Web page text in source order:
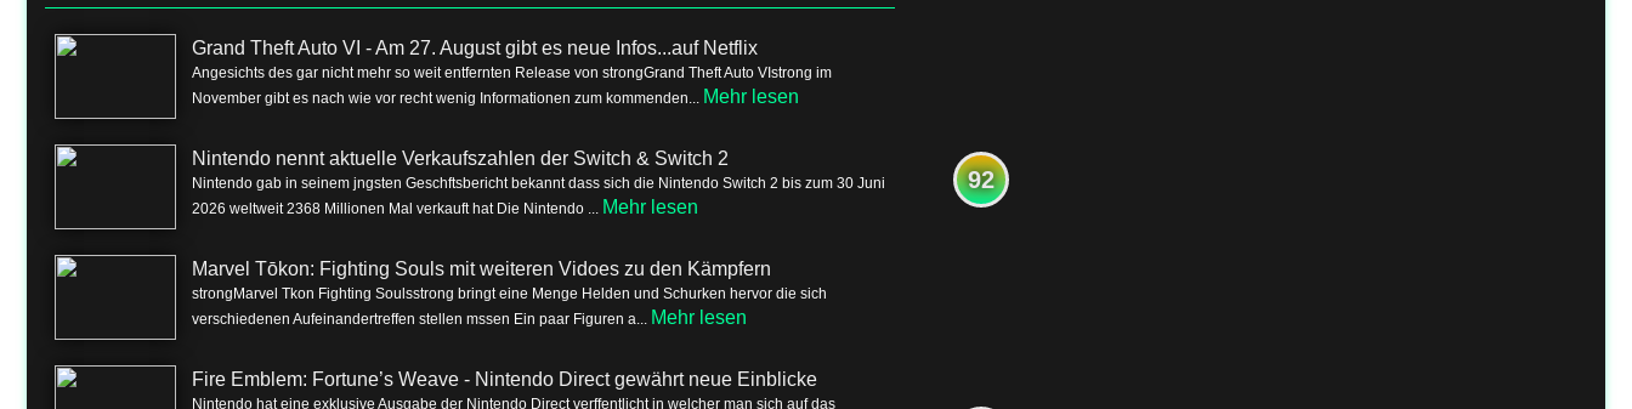
Grand Theft Auto VI - Am 27. August gibt es neue Infos...auf Netflix
Angesichts des gar nicht mehr so weit entfernten Release von strongGrand Theft Auto VIstrong im
November gibt es nach wie vor recht wenig Informationen zum kommenden... Mehr lesen
Nintendo nennt aktuelle Verkaufszahlen der Switch & Switch 2
Nintendo gab in seinem jngsten Geschftsbericht bekannt dass sich die Nintendo Switch 2 bis zum 30 Juni
2026 weltweit 2368 Millionen Mal verkauft hat Die Nintendo ... Mehr lesen
Marvel Tōkon: Fighting Souls mit weiteren Vidoes zu den Kämpfern
strongMarvel Tkon Fighting Soulsstrong bringt eine Menge Helden und Schurken hervor die sich
verschiedenen Aufeinandertreffen stellen mssen Ein paar Figuren a... Mehr lesen
Fire Emblem: Fortune’s Weave - Nintendo Direct gewährt neue Einblicke
Nintendo hat eine exklusive Ausgabe der Nintendo Direct verffentlicht in welcher man sich auf das
92